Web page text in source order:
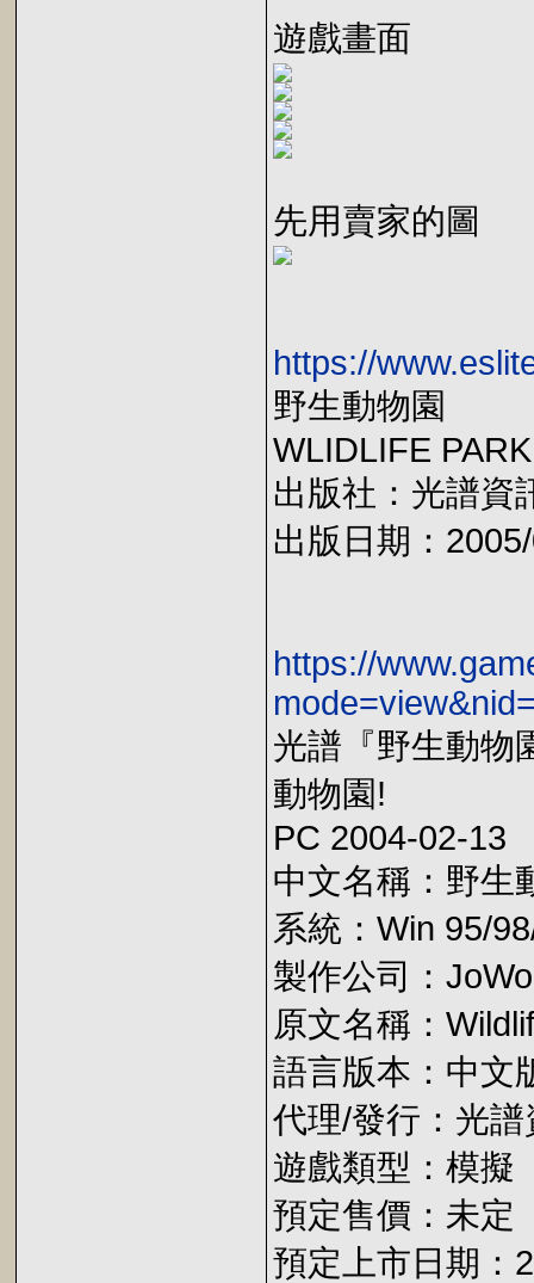
遊戲畫面
先用賣家的圖
https://
野生動物園
WLIDLIFE PARK
出版社：光譜資
出版日期：
https://
光譜『野生動物
動物園!
PC 2004-02-13
中文名稱：野生
系統：Win 95/
製作公司：
原文名稱：
語言版本：中文
代理/發行：光譜
遊戲類型：模擬
預定售價：未定
預定上市日期：